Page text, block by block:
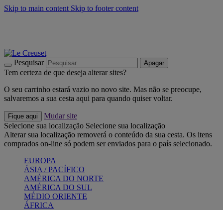
Skip to main content Skip to footer content
Pesquisar Apagar
Tem certeza de que deseja alterar sites?
O seu carrinho estará vazio no novo site. Mas não se preocupe,
salvaremos a sua cesta aqui para quando quiser voltar.
Fique aqui
Mudar site
Selecione sua localização Selecione sua localização
Alterar sua localização removerá o conteúdo da sua cesta. Os itens
comprados on-line só podem ser enviados para o país selecionado.
EUROPA
ÁSIA / PACÍFICO
AMÉRICA DO NORTE
AMÉRICA DO SUL
MÉDIO ORIENTE
ÁFRICA